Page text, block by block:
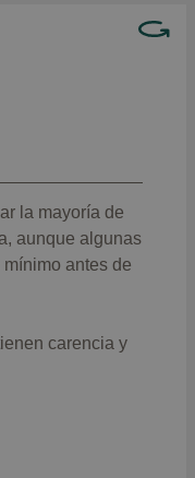
la mayoría de
aunque algunas
antes de
carencia y
el primer día,
cesárea)
quirúrgicas
ambulatorias
tecnología
la marcha